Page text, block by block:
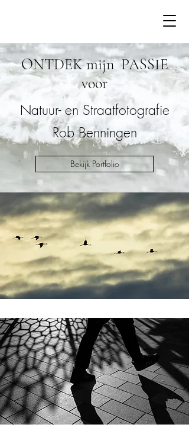
ONTDEK mijn PASSIE
voor
Natuur- en Straatfotografie
Rob Benningen
Bekijk Portfolio